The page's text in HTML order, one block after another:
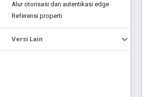
Alur otorisasi dan autentikasi edge
Referensi properti
Versi Lain